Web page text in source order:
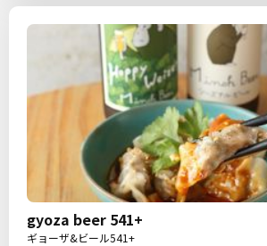
gyoza beer 541+
ギョーザ&ビール541+